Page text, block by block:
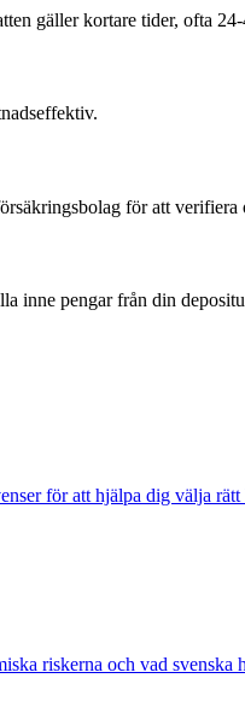
gäller kortare tider, ofta
för att verifiera
inne pengar från din
för att hjälpa dig välja
riskerna och vad svenska